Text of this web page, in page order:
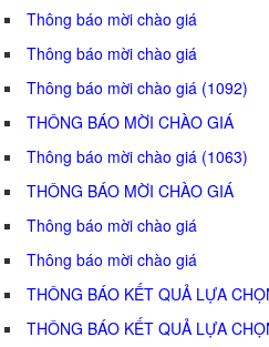
Thông báo mời chào giá
Thông báo mời chào giá
Thông báo mời chào giá (1092)
THÔNG BÁO MỜI CHÀO GIÁ
Thông báo mời chào giá (1063)
THÔNG BÁO MỜI CHÀO GIÁ
Thông báo mời chào giá
Thông báo mời chào giá
THÔNG BÁO KẾT QUẢ LỰA
THÔNG BÁO KẾT QUẢ LỰA